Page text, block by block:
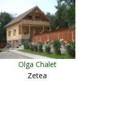
Olga Chalet
Zetea